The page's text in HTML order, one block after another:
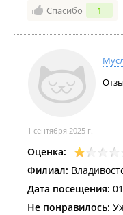
ссылаются.. Я к
Спасибо 1
1 сентября 2025 г.
Оценка:
Филиал:
Дата посещения:
Не понравилось: